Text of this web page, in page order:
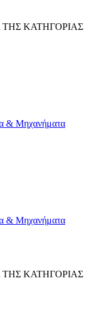
ΚΑΤΗΓΟΡΙΑΣ
& Μηχανήματα
& Μηχανήματα
ΚΑΤΗΓΟΡΙΑΣ